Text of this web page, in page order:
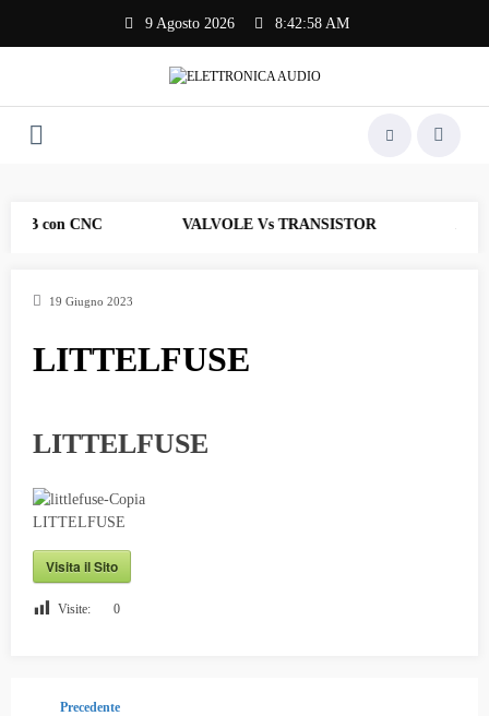
contenuto
9 Agosto 2026 8:42:58 AM
con CNC VALVOLE Vs TRANSISTOR
19 Giugno 2023
LITTELFUSE
LITTELFUSE
Visita il Sito
Visite: 0
Precedente